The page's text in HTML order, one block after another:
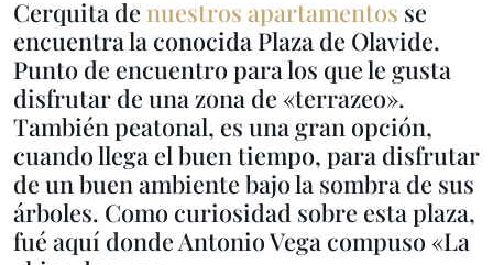
Cerquita de nuestros apartamentos se
encuentra la conocida Plaza de Olavide.
Punto de encuentro para los que le gusta
disfrutar de una zona de «terrazeo».
También peatonal, es una gran opción,
cuando llega el buen tiempo, para disfrutar
de un buen ambiente bajo la sombra de sus
árboles. Como curiosidad sobre esta plaza,
fué aquí donde Antonio Vega compuso «La